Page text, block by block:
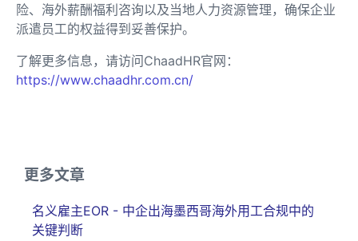
险、海外薪酬福利咨询以及当地人力资源管理，确保企业
派遣员工的权益得到妥善保护。
了解更多信息，请访问ChaadHR官网：
https://www.chaadhr.com.cn/
更多文章
名义雇主EOR - 中企出海墨西哥海外用工合规中的
关键判断